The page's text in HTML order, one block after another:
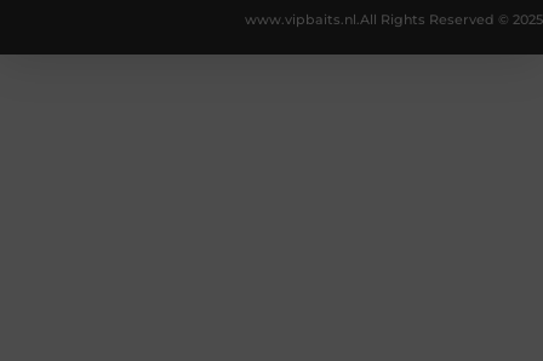
All Rights Reserved © 2025
www.vipbaits.nl.